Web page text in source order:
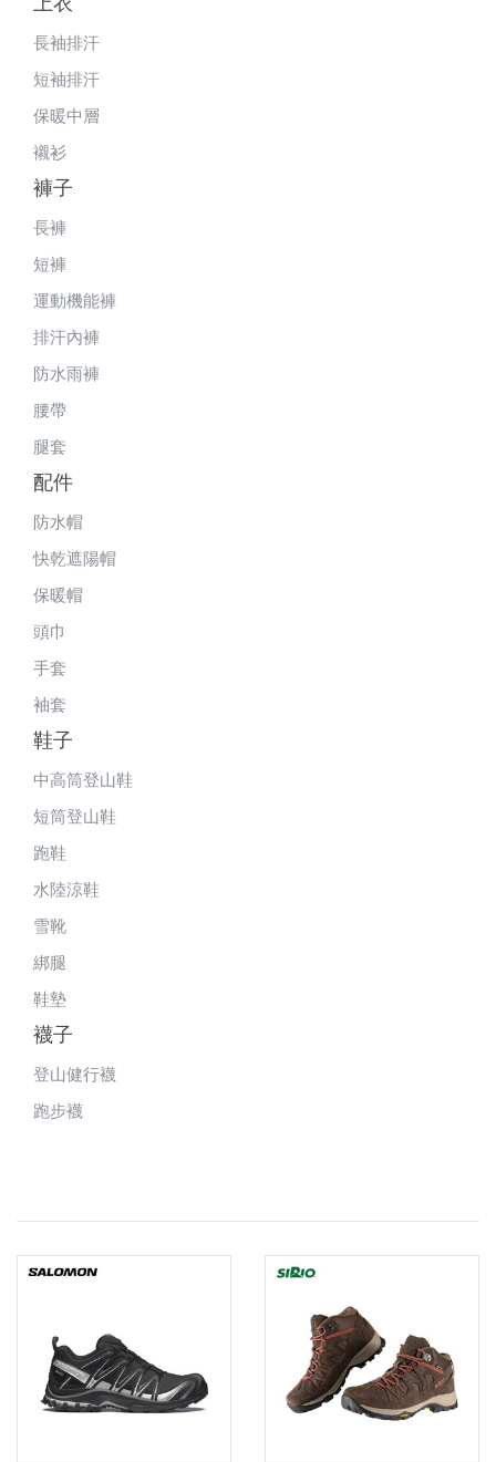
長袖排汗
短袖排汗
保暖中層
襯衫
褲子
長褲
短褲
運動機能褲
排汗內褲
防水雨褲
腰帶
腿套
配件
防水帽
快乾遮陽帽
保暖帽
頭巾
手套
袖套
鞋子
中高筒登山鞋
短筒登山鞋
跑鞋
水陸涼鞋
雪靴
綁腿
鞋墊
襪子
登山健行襪
跑步襪